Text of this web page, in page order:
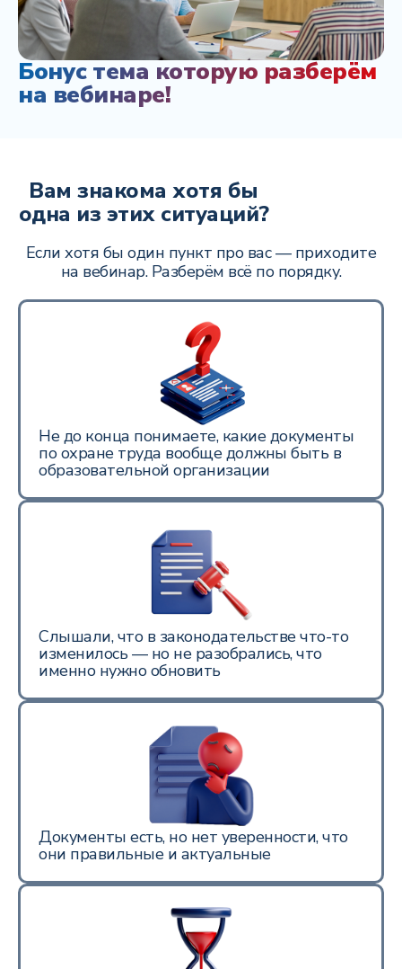
Бонус тема которую разберём
на вебинаре!
Вам знакома хотя бы
одна из этих ситуаций?
Если хотя бы один пункт про вас — приходите
на вебинар. Разберём всё по порядку.
Не до конца понимаете, какие документы
по охране труда вообще должны быть в
образовательной организации
Слышали, что в законодательстве что-то
изменилось — но не разобрались, что
именно нужно обновить
Документы есть, но нет уверенности, что
они правильные и актуальные